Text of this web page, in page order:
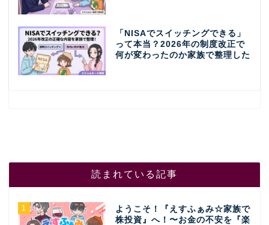
「NISAでスイッチングできる」
って本当？2026年の制度改正で
何が変わったのか家族で整理した
読まれている記事
1
ようこそ！『えすふぁみ☆家族で
株投資』へ！〜お金の不安を『楽